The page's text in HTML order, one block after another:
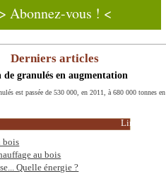
> Abonnez-vous ! <
Derniers articles
granulés en augmentation
est passée de 530 000, en 2011, à 680 000 tonnes en
Lire la suite
bois
au bois
Quelle énergie ?